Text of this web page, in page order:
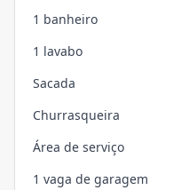
1 banheiro
1 lavabo
Sacada
Churrasqueira
Área de serviço
1 vaga de garagem